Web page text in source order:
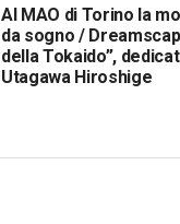
Al MAO di Torino la
da sogno /
della Tokaido”,
Utagawa Hiroshige